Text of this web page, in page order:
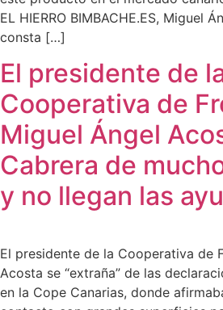
EL HIERRO BIMBACHE.ES, Miguel
consta […]
El presidente de
Cooperativa de
Miguel Ángel
Cabrera de
y no llegan las
El presidente de la Cooperativa de
Acosta se “extraña” de las
en la Cope Canarias, donde